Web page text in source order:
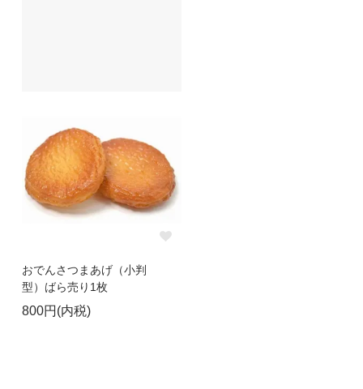
おでんさつまあげ（小判
型）ばら売り1枚
800円(内税)